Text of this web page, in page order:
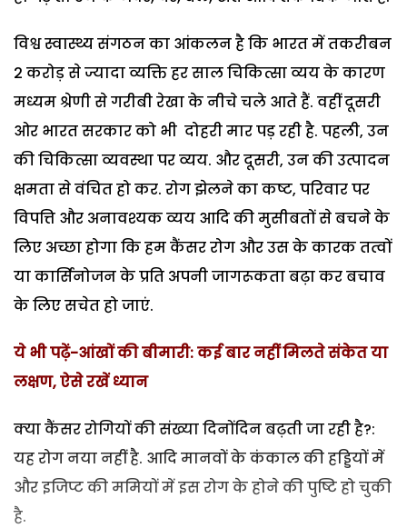
विश्व स्वास्थ्य संगठन का आंकलन है कि भारत में तकरीबन
2 करोड़ से ज्यादा व्यक्ति हर साल चिकित्सा व्यय के कारण
मध्यम श्रेणी से गरीबी रेखा के नीचे चले आते हैं. वहीं दूसरी
ओर भारत सरकार को भी दोहरी मार पड़ रही है. पहली, उन
की चिकित्सा व्यवस्था पर व्यय. और दूसरी, उन की उत्पादन
क्षमता से वंचित हो कर. रोग झेलने का कष्ट, परिवार पर
विपत्ति और अनावश्यक व्यय आदि की मुसीबतों से बचने के
लिए अच्छा होगा कि हम कैंसर रोग और उस के कारक तत्वों
या कार्सिनोजन के प्रति अपनी जागरूकता बढ़ा कर बचाव
के लिए सचेत हो जाएं.
ये भी पढ़ें-आंखों की बीमारी: कई बार नहीं मिलते संकेत या
लक्षण, ऐसे रखें ध्यान
क्या कैंसर रोगियों की संख्या दिनोंदिन बढ़ती जा रही है?:
यह रोग नया नहीं है. आदि मानवों के कंकाल की हड्डियों में
और इजिप्ट की ममियों में इस रोग के होने की पुष्टि हो चुकी
है.